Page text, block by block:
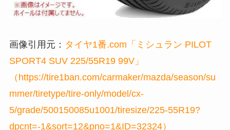
画像引用元： タイヤ1番.com「ミシュラン PILOT
SPORT4 SUV 225/55R19 99V」
（https://tire1ban.com/carmaker/mazda/season/su
mmer/tiretype/tire-only/model/cx-
5/grade/500150085u1001/tiresize/225-55R19?
dpcnt=-1&sort=12&pno=1&ID=32324）